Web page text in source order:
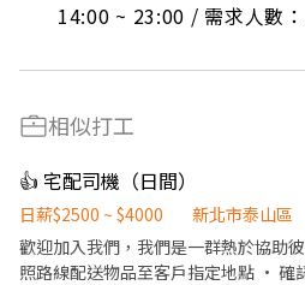
14:00 ~ 23:00 / 需求人數
相似打工
👍 宅配司機（日間）
日薪$2500 ~ $4000
新北市泰山區
歡迎加入我們，我們是一群熱於協助彼此的團隊！
照路線配送物品至客戶指定地點 • 確